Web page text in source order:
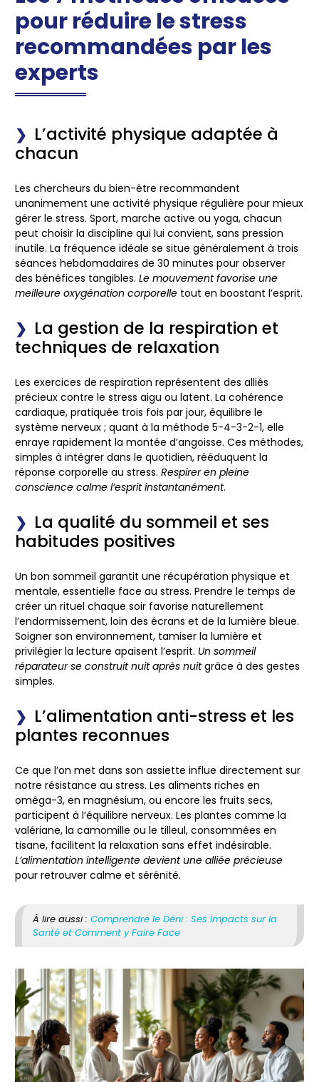
pour réduire le stress
recommandées par les
experts
L’activité physique adaptée à
chacun
Les chercheurs du bien-être recommandent
unanimement une activité physique régulière pour mieux
gérer le stress. Sport, marche active ou yoga, chacun
peut choisir la discipline qui lui convient, sans pression
inutile. La fréquence idéale se situe généralement à trois
séances hebdomadaires de 30 minutes pour observer
des bénéfices tangibles. Le mouvement favorise une
meilleure oxygénation corporelle tout en boostant l’esprit.
La gestion de la respiration et
techniques de relaxation
Les exercices de respiration représentent des alliés
précieux contre le stress aigu ou latent. La cohérence
cardiaque, pratiquée trois fois par jour, équilibre le
système nerveux ; quant à la méthode 5-4-3-2-1, elle
enraye rapidement la montée d’angoisse. Ces méthodes,
simples à intégrer dans le quotidien, rééduquent la
réponse corporelle au stress. Respirer en pleine
conscience calme l’esprit instantanément.
La qualité du sommeil et ses
habitudes positives
Un bon sommeil garantit une récupération physique et
mentale, essentielle face au stress. Prendre le temps de
créer un rituel chaque soir favorise naturellement
l’endormissement, loin des écrans et de la lumière bleue.
Soigner son environnement, tamiser la lumière et
privilégier la lecture apaisent l’esprit. Un sommeil
réparateur se construit nuit après nuitgrâce à des gestes
simples.
L’alimentation anti-stress et les
plantes reconnues
Ce que l’on met dans son assiette influe directement sur
notre résistance au stress. Les aliments riches en
oméga-3, en magnésium, ou encore les fruits secs,
participent à l’équilibre nerveux. Les plantes comme la
valériane, la camomille ou le tilleul, consommées en
tisane, facilitent la relaxation sans effet indésirable.
L’alimentation intelligente devient une alliée précieuse
pour retrouver calme et sérénité.
À lire aussi : Comprendre le Déni : Ses Impacts sur la
Santé et Comment y Faire Face